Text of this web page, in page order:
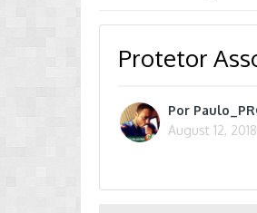
Protetor
Por
August 12, 2018